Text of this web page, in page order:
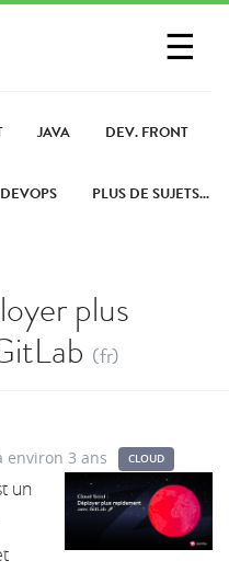
☰
LIENJAVA DEV. FRONT
DEVOPS PLUS DE SUJETS...
plus
(fr)
environ 3 ans CLOUD
un